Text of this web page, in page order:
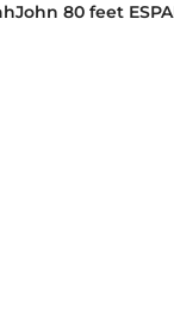
80 feet